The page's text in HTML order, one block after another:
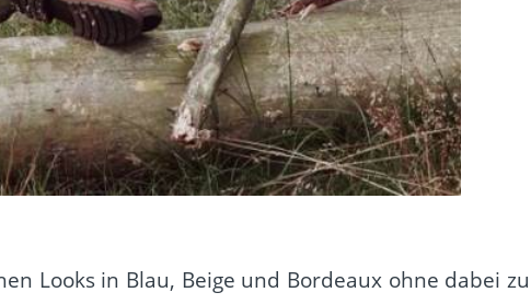
Looks in Blau, Beige und Bordeaux ohne dabei zu